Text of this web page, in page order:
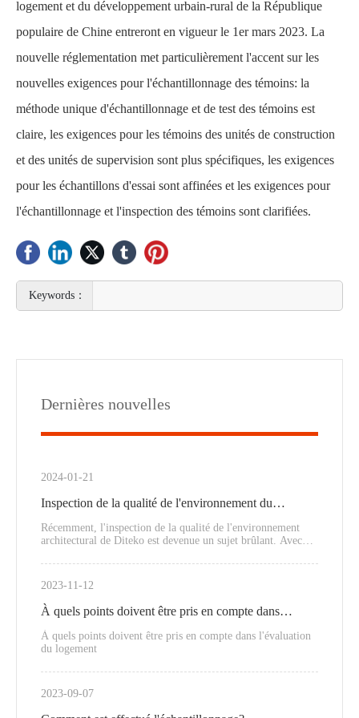
logement et du développement urbain-rural de la République
populaire de Chine entreront en vigueur le 1er mars 2023. La
nouvelle réglementation met particulièrement l'accent sur les
nouvelles exigences pour l'échantillonnage des témoins: la
méthode unique d'échantillonnage et de test des témoins est
claire, les exigences pour les témoins des unités de construction
et des unités de supervision sont plus spécifiques, les exigences
pour les échantillons d'essai sont affinées et les exigences pour
l'échantillonnage et l'inspection des témoins sont clarifiées.
Dernières nouvelles
2024-01-21
Inspection de la qualité de l'environnement du
bâtiment
Récemment, l'inspection de la qualité de l'environnement
architectural de Diteko est devenue un sujet brûlant. Avec
milieu de vie et de travail sont devenues de plus en plus
élevées. L'inspection de la qualité de l'environnement du
bâtiment vise à assurer le confort et la santé des personnes et
est devenue une tâche de plus en plus importante.
2023-11-12
À quels points doivent être pris en compte dans
l'évaluation du logement
À quels points doivent être pris en compte dans l'évaluation
du logement
2023-09-07